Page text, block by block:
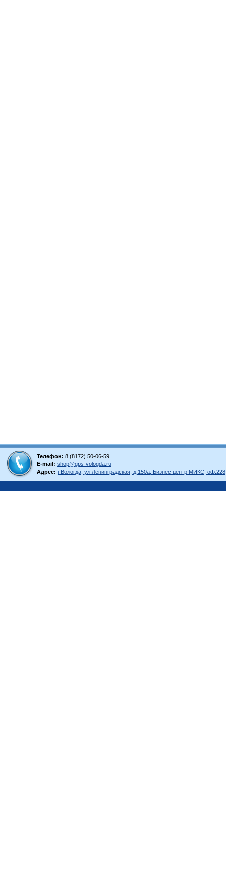
Телефон: 8 (8172) 50-06-59
E-mail: shop@gps-vologda.ru
Адрес: г.Вологда, ул.Ленинградская, д.150а, Бизнес центр МИКС, оф.228